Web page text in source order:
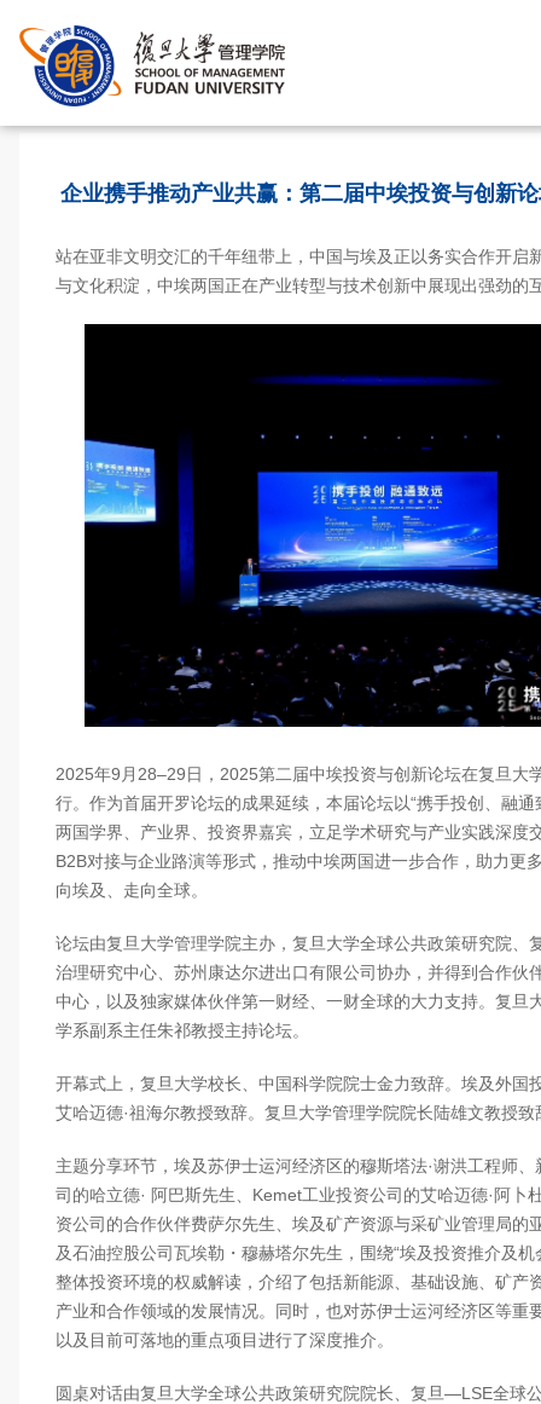
企业携手推动产业共赢：第二届中埃投资与创新
站在亚非文明交汇的千年纽带上，中国与埃及正以务实合作开启
与文化积淀，中埃两国正在产业转型与技术创新中展现出强劲的
2025年9月28–29日，2025第二届中埃投资与创新论坛在复旦大
行。作为首届开罗论坛的成果延续，本届论坛以“携手投创、融通
两国学界、产业界、投资界嘉宾，立足学术研究与产业实践深度
B2B对接与企业路演等形式，推动中埃两国进一步合作，助力更
向埃及、走向全球。
论坛由复旦大学管理学院主办，复旦大学全球公共政策研究院
治理研究中心、苏州康达尔进出口有限公司协办，并得到合作伙
中心，以及独家媒体伙伴第一财经、一财全球的大力支持。复旦
学系副系主任朱祁教授主持论坛。
开幕式上，复旦大学校长、中国科学院院士金力致辞。 埃及外国
艾哈迈德·祖海尔教授致辞。 复旦大学管理学院院长陆雄文教授致
主题分享环节，埃及苏伊士运河经济区的穆斯塔法·谢洪工程师
司的哈立德· 阿巴斯先生、Kemet工业投资公司的艾哈迈德·阿卜
资公司的合作伙伴费萨尔先生、埃及矿产资源与采矿业管理局的
及石油控股公司瓦埃勒・穆赫塔尔先生，围绕“埃及投资推介及机
整体投资环境的权威解读，介绍了包括新能源、基础设施、矿产
产业和合作领域的发展情况。同时，也对苏伊士运河经济区等重
以及目前可落地的重点项目进行了深度推介。
圆桌对话由复旦大学全球公共政策研究院院长、复旦—LSE全球